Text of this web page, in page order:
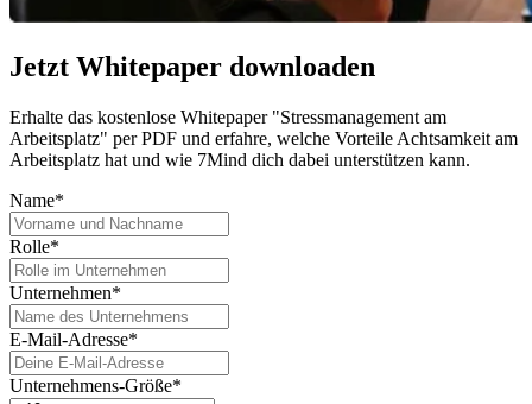
Jetzt Whitepaper downloaden
Erhalte das kostenlose Whitepaper "Stressmanagement am
Arbeitsplatz" per PDF und erfahre, welche Vorteile Achtsamkeit am
Arbeitsplatz hat und wie 7Mind dich dabei unterstützen kann.
Name*
Rolle*
Unternehmen*
E-Mail-Adresse*
Unternehmens-Größe*